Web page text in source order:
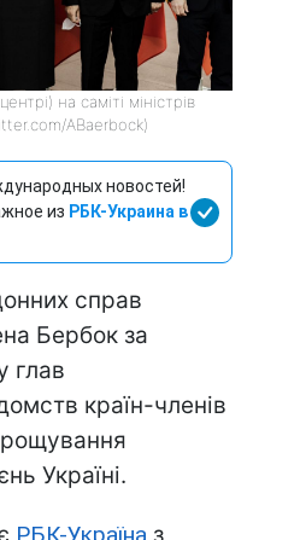
на саміті міністрів
ABaerbock)
новостей!
из РБК-Украина в
справ
Бербок за
глав
країн-членів
Україні.